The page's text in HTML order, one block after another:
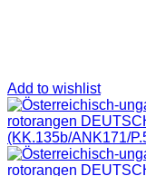
Add to wishlist